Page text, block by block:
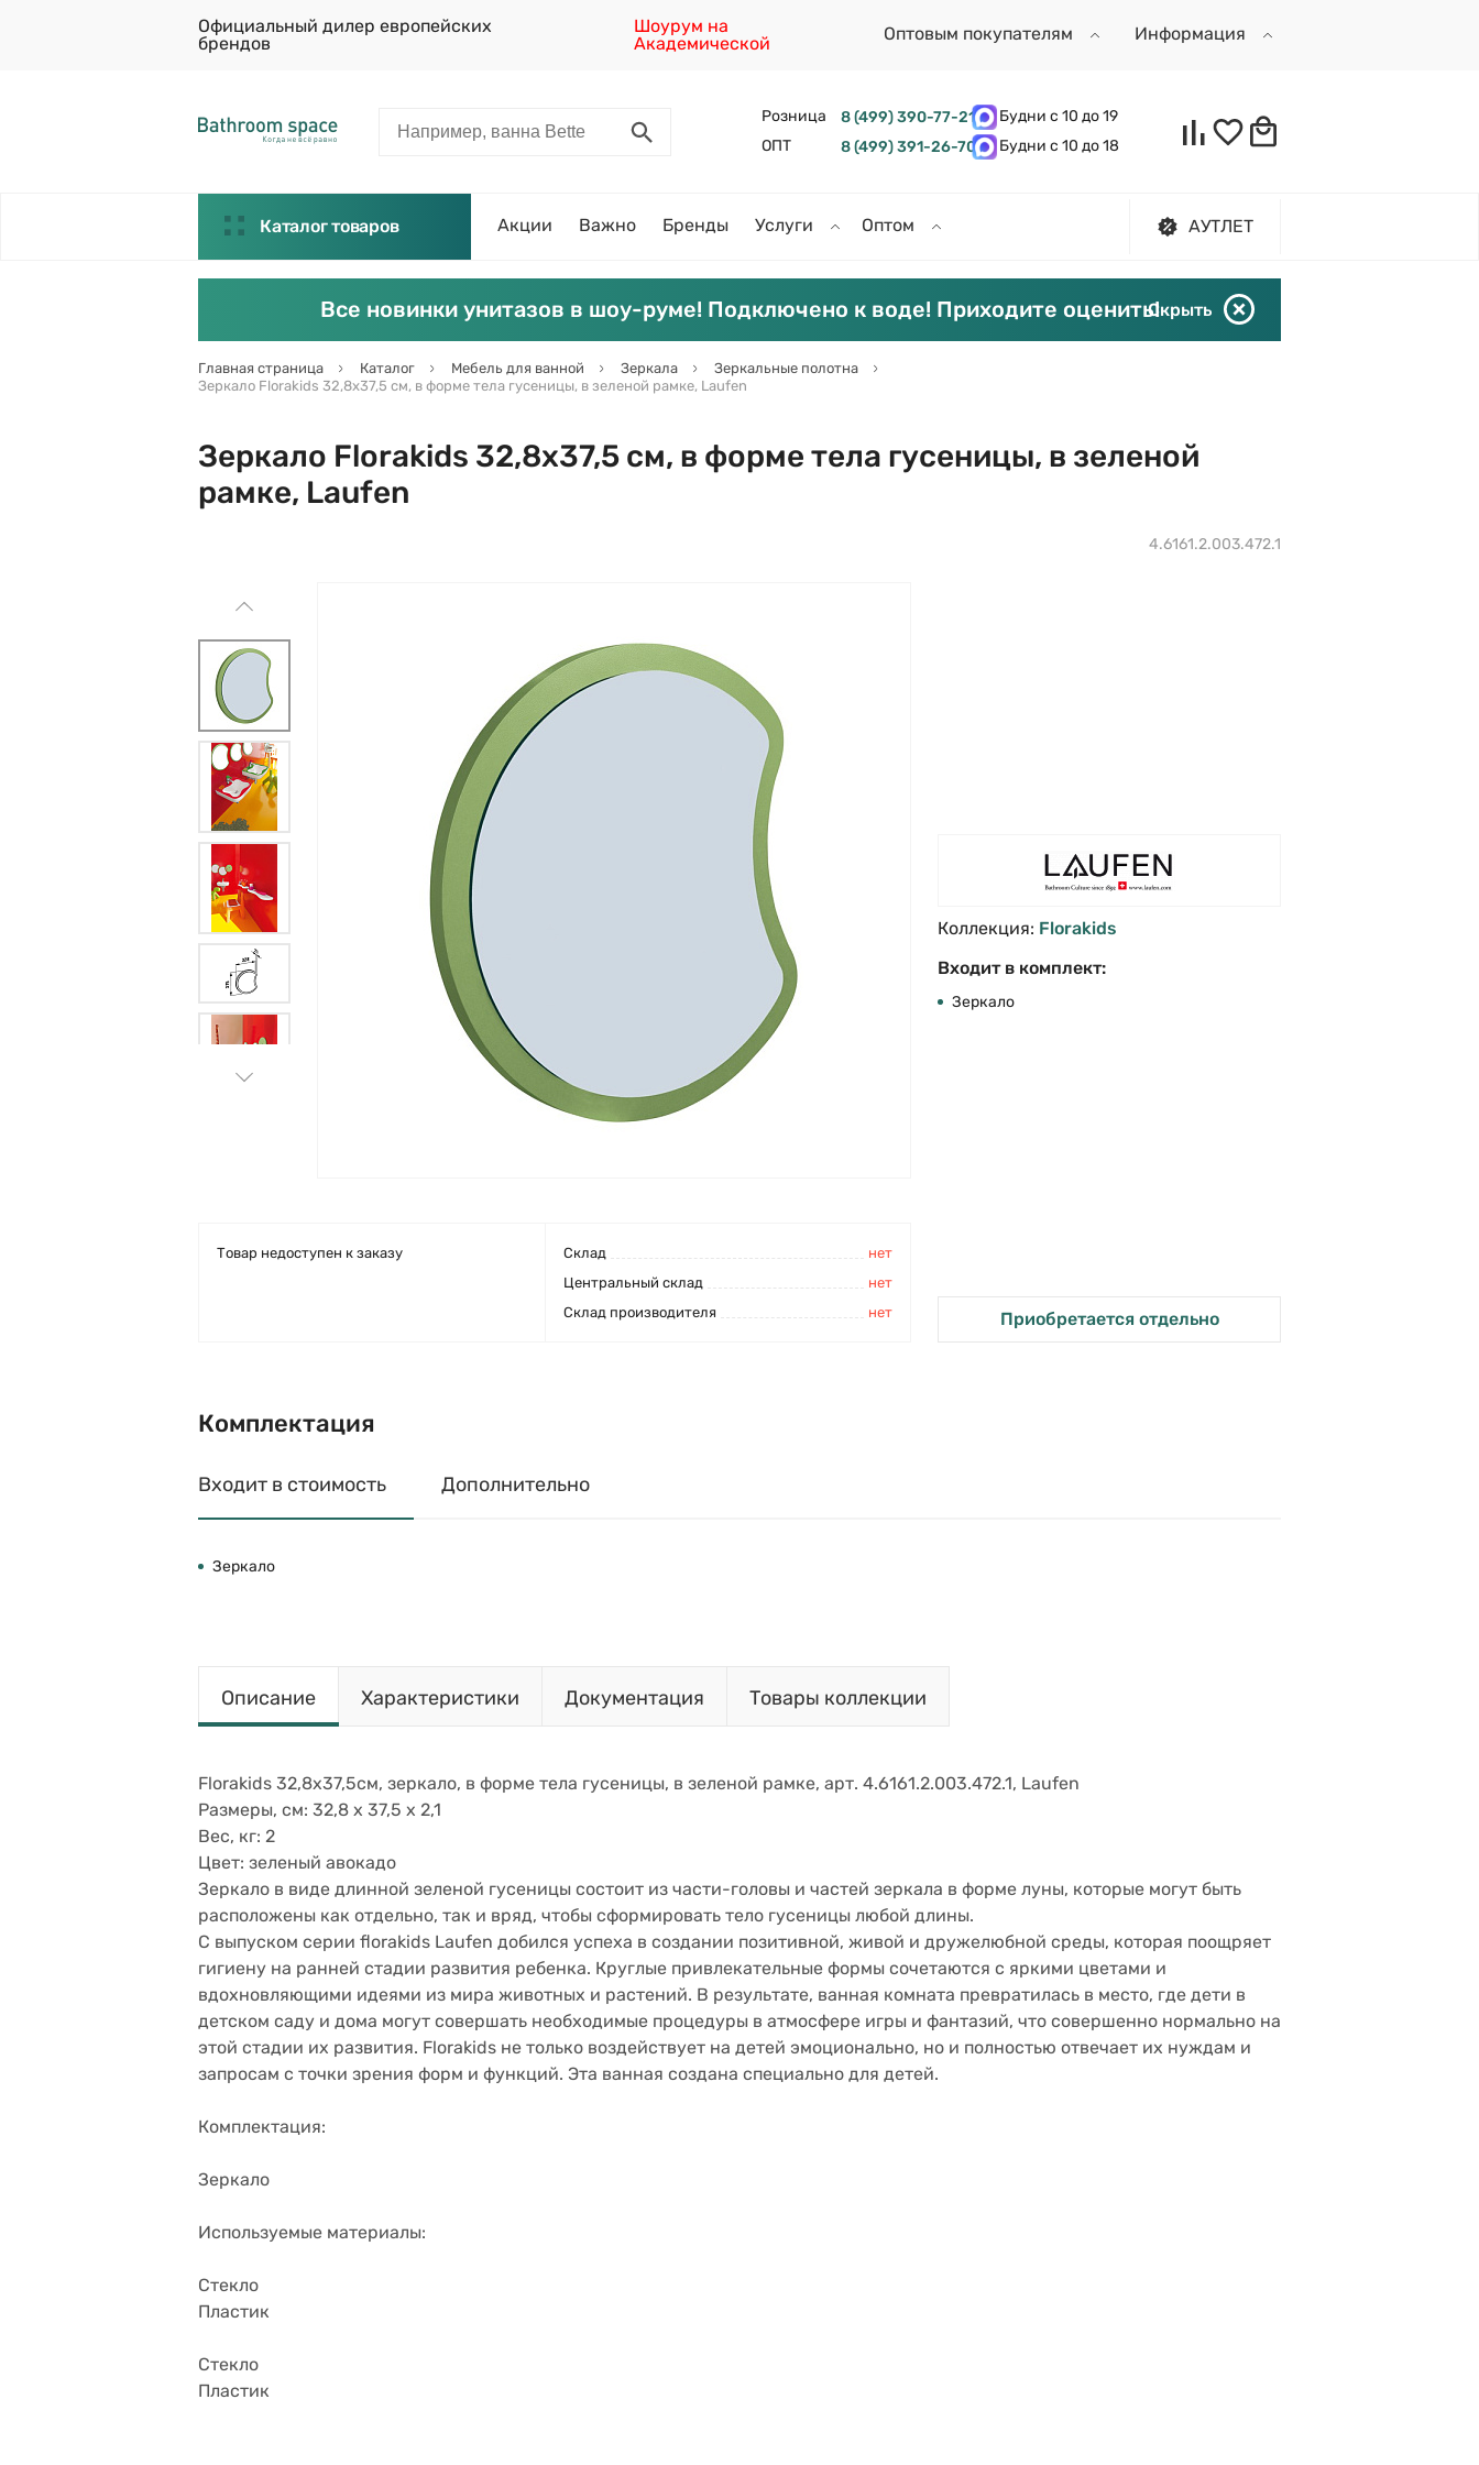
Официальный дилер европейских
брендов
Шоурум на
Академической
Оптовым покупателям Информация
Розница 8 (499) 390-77-21
Будни с 10 до 19
ОПТ
8 (499) 391-26-70 Будни с 10 до 18
Каталог товаров Акции Важно Бренды Услуги Оптом АУТЛЕТ
Все новинки унитазов в шоу-руме! Подключено к воде! Приходите оценить!Скрыть
Главная страница Каталог Мебель для ванной Зеркала
Зеркальные полотна
Зеркало Florakids 32,8х37,5 см, в форме тела гусеницы, в зеленой рамке, Laufen
Зеркало Florakids 32,8х37,5 см, в форме тела гусеницы, в зеленой
рамке, Laufen
4.6161.2.003.472.1
Товар недоступен к заказу Cклад
нет
Центральный склад
нет
Склад производителя
нет
Коллекция: Florakids
Входит в комплект:
Зеркало
Приобретается отдельно
Комплектация
Входит в стоимость Дополнительно
Зеркало
Описание Характеристики Документация Товары коллекции
Florakids 32,8х37,5см, зеркало, в форме тела гусеницы, в зеленой рамке, арт. 4.6161.2.003.472.1, Laufen
Размеры, см: 32,8 х 37,5 х 2,1
Вес, кг: 2
Цвет: зеленый авокадо
Зеркало в виде длинной зеленой гусеницы состоит из части-головы и частей зеркала в форме луны, которые могут быть
расположены как отдельно, так и вряд, чтобы сформировать тело гусеницы любой длины.
С выпуском серии florakids Laufen добился успеха в создании позитивной, живой и дружелюбной среды, которая поощряет
гигиену на ранней стадии развития ребенка. Круглые привлекательные формы сочетаются с яркими цветами и
вдохновляющими идеями из мира животных и растений. В результате, ванная комната превратилась в место, где дети в
детском саду и дома могут совершать необходимые процедуры в атмосфере игры и фантазий, что совершенно нормально на
этой стадии их развития. Florakids не только воздействует на детей эмоционально, но и полностью отвечает их нуждам и
запросам с точки зрения форм и функций. Эта ванная создана специально для детей.
Комплектация:
Зеркало
Используемые материалы:
Стекло
Пластик
Стекло
Пластик